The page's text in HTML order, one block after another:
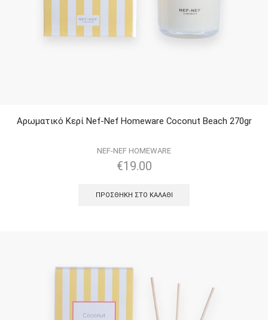
Αρωματικό Κερί Nef-Nef Homeware Coconut Beach 270gr
NEF-NEF HOMEWARE
€19.00
ΠΡΟΣΘΉΚΗ ΣΤΟ ΚΑΛΆΘΙ